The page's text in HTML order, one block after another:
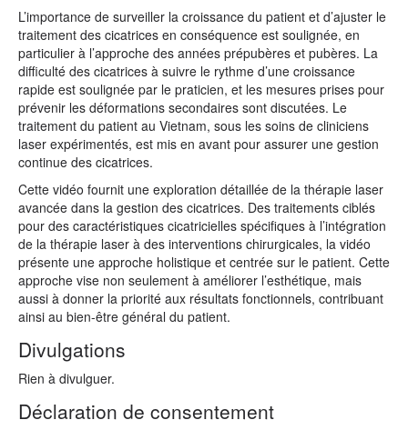
L’importance de surveiller la croissance du patient et d’ajuster le
traitement des cicatrices en conséquence est soulignée, en
particulier à l’approche des années prépubères et pubères. La
difficulté des cicatrices à suivre le rythme d’une croissance
rapide est soulignée par le praticien, et les mesures prises pour
prévenir les déformations secondaires sont discutées. Le
traitement du patient au Vietnam, sous les soins de cliniciens
laser expérimentés, est mis en avant pour assurer une gestion
continue des cicatrices.
Cette vidéo fournit une exploration détaillée de la thérapie laser
avancée dans la gestion des cicatrices. Des traitements ciblés
pour des caractéristiques cicatricielles spécifiques à l’intégration
de la thérapie laser à des interventions chirurgicales, la vidéo
présente une approche holistique et centrée sur le patient. Cette
approche vise non seulement à améliorer l’esthétique, mais
aussi à donner la priorité aux résultats fonctionnels, contribuant
ainsi au bien-être général du patient.
Divulgations
Rien à divulguer.
Déclaration de consentement